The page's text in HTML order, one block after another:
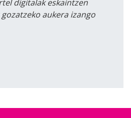
digitalak eskaintzen
aukera izango